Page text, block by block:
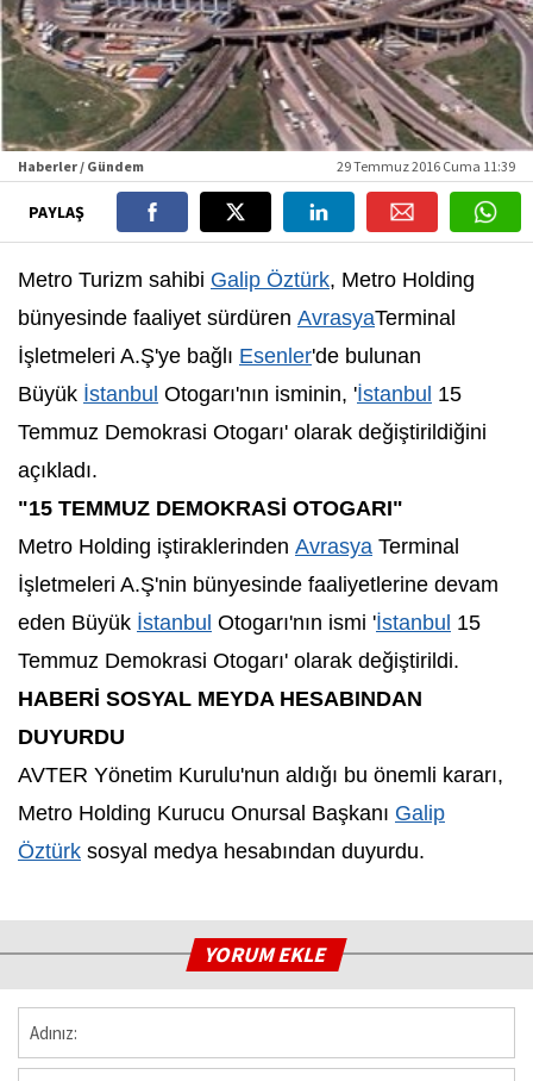
Haberler / Gündem 29 Temmuz 2016 Cuma 11:39
PAYLAŞ
Metro Turizm sahibi Galip Öztürk, Metro Holding
bünyesinde faaliyet sürdüren AvrasyaTerminal
İşletmeleri A.Ş'ye bağlı Esenler'de bulunan
Büyük İstanbul Otogarı'nın isminin, 'İstanbul 15
Temmuz Demokrasi Otogarı' olarak değiştirildiğini
açıkladı.
"15 TEMMUZ DEMOKRASİ OTOGARI"
Metro Holding iştiraklerinden Avrasya Terminal
İşletmeleri A.Ş'nin bünyesinde faaliyetlerine devam
eden Büyük İstanbul Otogarı'nın ismi 'İstanbul 15
Temmuz Demokrasi Otogarı' olarak değiştirildi.
HABERİ SOSYAL MEYDA HESABINDAN
DUYURDU
AVTER Yönetim Kurulu'nun aldığı bu önemli kararı,
Metro Holding Kurucu Onursal Başkanı Galip
Öztürk sosyal medya hesabından duyurdu.
YORUM EKLE